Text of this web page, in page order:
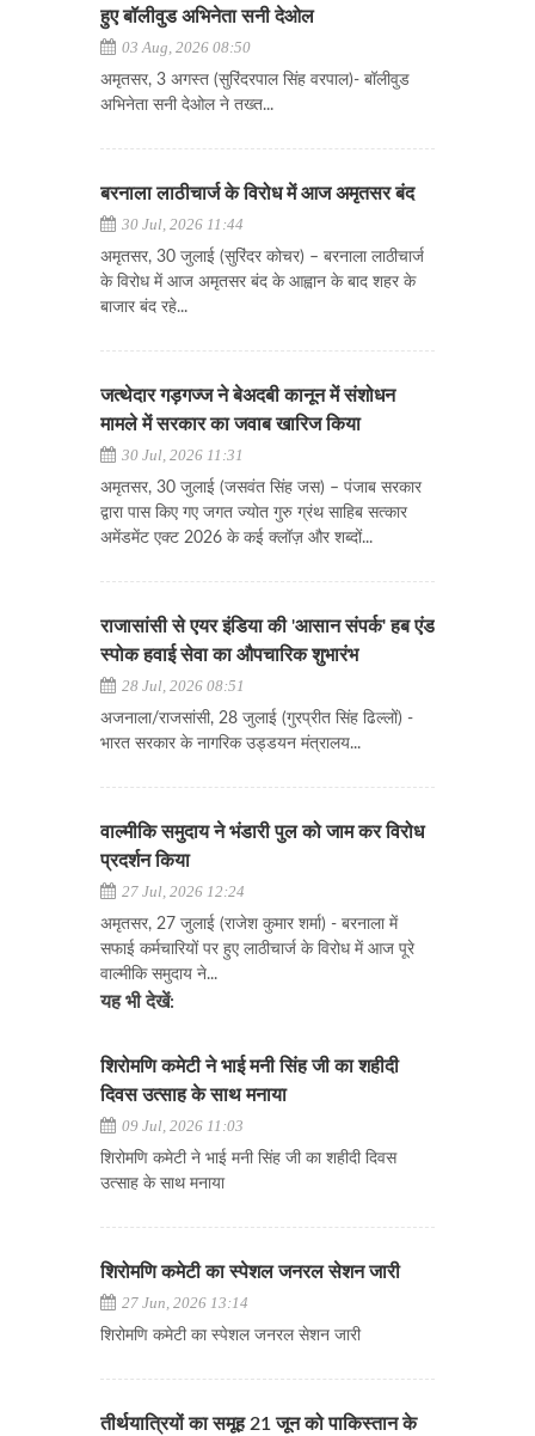
हुए बॉलीवुड अभिनेता सनी देओल
03 Aug, 2026 08:50
अमृतसर, 3 अगस्त (सुरिंदरपाल सिंह वरपाल)- बॉलीवुड
अभिनेता सनी देओल ने तख्त...
बरनाला लाठीचार्ज के विरोध में आज अमृतसर बंद
30 Jul, 2026 11:44
अमृतसर, 30 जुलाई (सुरिंदर कोचर) – बरनाला लाठीचार्ज
के विरोध में आज अमृतसर बंद के आह्वान के बाद शहर के
बाजार बंद रहे...
जत्थेदार गड़गज्ज ने बेअदबी कानून में संशोधन
मामले में सरकार का जवाब खारिज किया
30 Jul, 2026 11:31
अमृतसर, 30 जुलाई (जसवंत सिंह जस) – पंजाब सरकार
द्वारा पास किए गए जगत ज्योत गुरु ग्रंथ साहिब सत्कार
अमेंडमेंट एक्ट 2026 के कई क्लॉज़ और शब्दों...
राजासांसी से एयर इंडिया की 'आसान संपर्क' हब एंड
स्पोक हवाई सेवा का औपचारिक शुभारंभ
28 Jul, 2026 08:51
अजनाला/राजसांसी, 28 जुलाई (गुरप्रीत सिंह ढिल्लों) -
भारत सरकार के नागरिक उड्डयन मंत्रालय...
वाल्मीकि समुदाय ने भंडारी पुल को जाम कर विरोध
प्रदर्शन किया
27 Jul, 2026 12:24
अमृतसर, 27 जुलाई (राजेश कुमार शर्मा) - बरनाला में
सफाई कर्मचारियों पर हुए लाठीचार्ज के विरोध में आज पूरे
वाल्मीकि समुदाय ने...
यह भी देखें:
शिरोमणि कमेटी ने भाई मनी सिंह जी का शहीदी
दिवस उत्साह के साथ मनाया
09 Jul, 2026 11:03
शिरोमणि कमेटी ने भाई मनी सिंह जी का शहीदी दिवस
उत्साह के साथ मनाया
शिरोमणि कमेटी का स्पेशल जनरल सेशन जारी
27 Jun, 2026 13:14
शिरोमणि कमेटी का स्पेशल जनरल सेशन जारी
तीर्थयात्रियों का समूह 21 जून को पाकिस्तान के